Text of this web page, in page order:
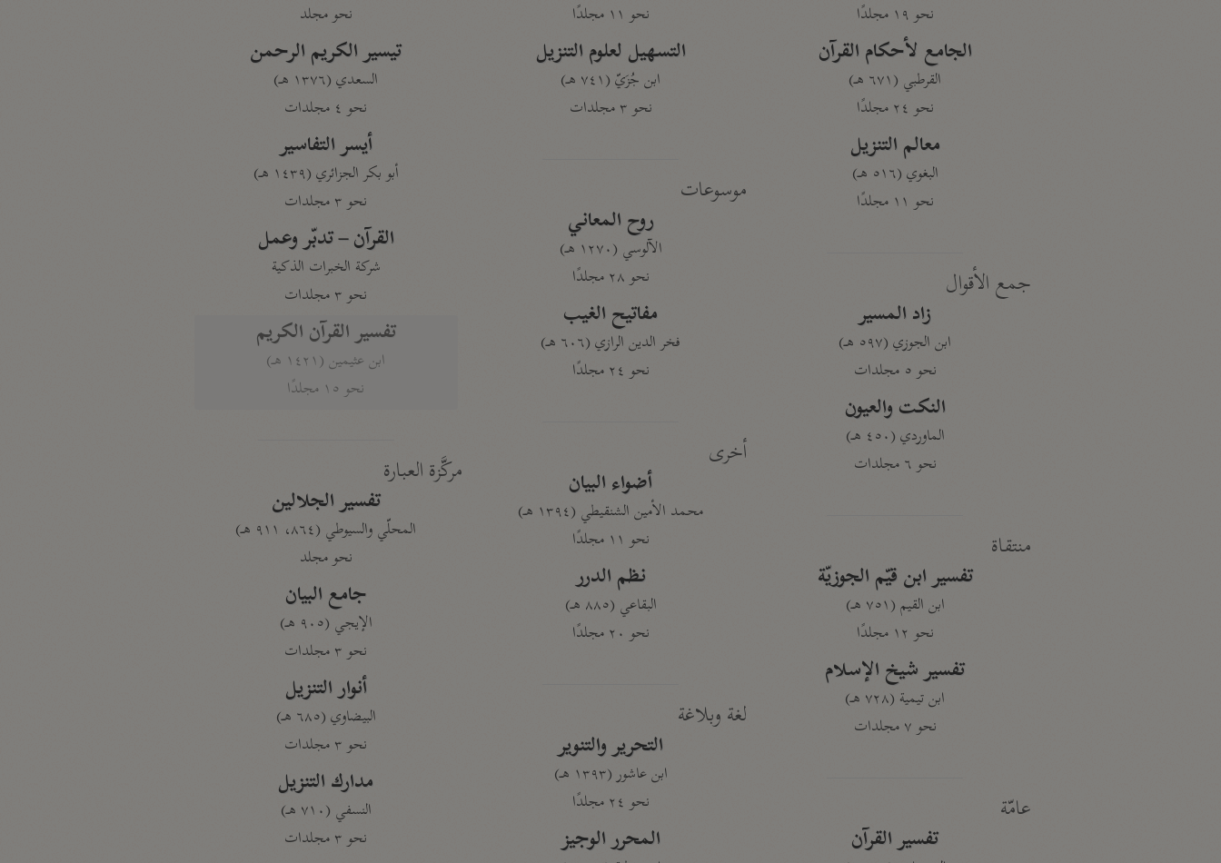
نحو ١٩ مجلدًا
الجامع لأحكام القرآن
القرطبي (٦٧١ هـ)
نحو ٢٤ مجلدًا
معالم التنزيل
البغوي (٥١٦ هـ)
نحو ١١ مجلدًا
جمع الأقوال
زاد المسير
ابن الجوزي (٥٩٧ هـ)
نحو ٥ مجلدات
النكت والعيون
الماوردي (٤٥٠ هـ)
نحو ٦ مجلدات
منتقاة
تفسير ابن قيّم الجوزيّة
ابن القيم (٧٥١ هـ)
نحو ١٢ مجلدًا
تفسير شيخ الإسلام
ابن تيمية (٧٢٨ هـ)
نحو ٧ مجلدات
عامّة
تفسير القرآن
نحو ١١ مجلدًا
التسهيل لعلوم التنزيل
ابن جُزَيّ (٧٤١ هـ)
نحو ٣ مجلدات
موسوعات
روح المعاني
الآلوسي (١٢٧٠ هـ)
نحو ٢٨ مجلدًا
مفاتيح الغيب
فخر الدين الرازي (٦٠٦ هـ)
نحو ٢٤ مجلدًا
أخرى
أضواء البيان
محمد الأمين الشنقيطي (١٣٩٤ هـ)
نحو ١١ مجلدًا
نظم الدرر
البقاعي (٨٨٥ هـ)
نحو ٢٠ مجلدًا
لغة وبلاغة
التحرير والتنوير
ابن عاشور (١٣٩٣ هـ)
نحو ٢٤ مجلدًا
المحرر الوجيز
نحو مجلد
تيسير الكريم الرحمن
السعدي (١٣٧٦ هـ)
نحو ٤ مجلدات
أيسر التفاسير
أبو بكر الجزائري (١٤٣٩ هـ)
نحو ٣ مجلدات
القرآن – تدبّر وعمل
شركة الخبرات الذكية
نحو ٣ مجلدات
تفسير القرآن الكريم
ابن عثيمين (١٤٢١ هـ)
نحو ١٥ مجلدًا
مركَّزة العبارة
تفسير الجلالين
المحلّي والسيوطي (٨٦٤، ٩١١ هـ)
نحو مجلد
جامع البيان
الإيجي (٩٠٥ هـ)
نحو ٣ مجلدات
أنوار التنزيل
البيضاوي (٦٨٥ هـ)
نحو ٣ مجلدات
مدارك التنزيل
النسفي (٧١٠ هـ)
نحو ٣ مجلدات